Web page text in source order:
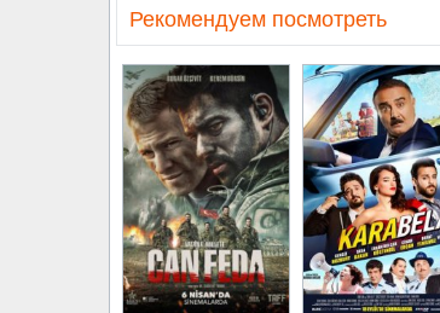
Рекомендуем посмотреть